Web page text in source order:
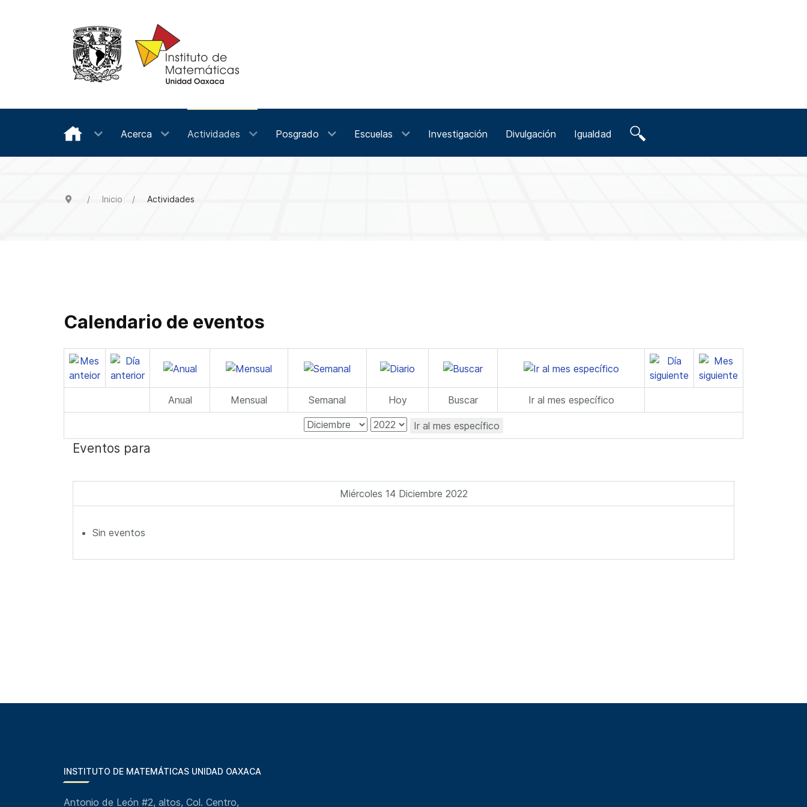
Acerca Actividades Posgrado Escuelas Investigación Divulgación Igualdad
Inicio Actividades
Calendario de eventos
Anual Mensual Semanal Hoy Buscar Ir al mes específico
Ir al mes específico
Eventos para
Miércoles 14 Diciembre 2022
Sin eventos
INSTITUTO DE MATEMÁTICAS UNIDAD OAXACA
Antonio de León #2, altos, Col. Centro,